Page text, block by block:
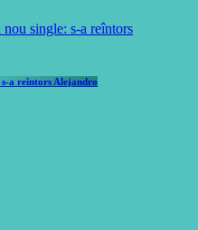
a reîntors Alejandro